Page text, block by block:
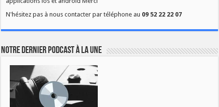
N'hésitez pas à nous contacter par téléphone au 09 52 22 22 07
Notre dernier podcast à la une